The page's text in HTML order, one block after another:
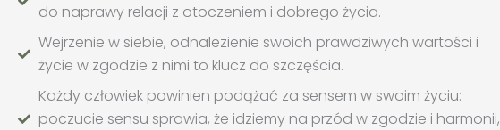
do naprawy relacji z otoczeniem i dobrego życia.
Wejrzenie w siebie, odnalezienie swoich prawdziwych wartości i
życie w zgodzie z nimi to klucz do szczęścia.
Każdy człowiek powinien podążać za sensem w swoim życiu:
poczucie sensu sprawia, że idziemy na przód w zgodzie i harmonii,